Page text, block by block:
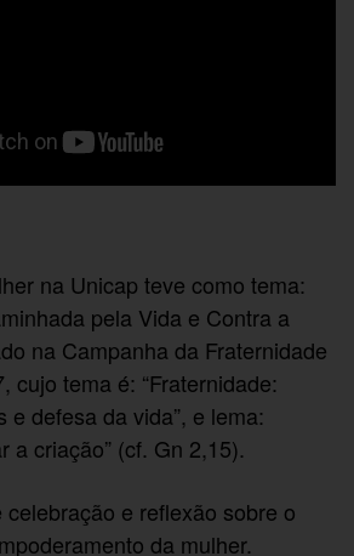
na Unicap teve como tema:
pela Vida e Contra a
na Campanha da Fraternidade
cujo tema é: “Fraternidade:
e defesa da vida”, e lema:
a criação” (cf. Gn 2,15).
e reflexão sobre o
da mulher.